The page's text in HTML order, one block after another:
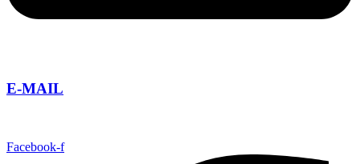
E-MAIL
Facebook-f